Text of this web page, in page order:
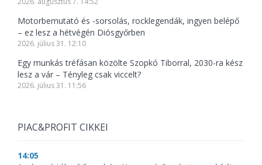
Motorbemutató és -sorsolás, rocklegendák, ingyen belépő
– ez lesz a hétvégén Diósgyőrben
2026. július 31. 12:10
Egy munkás tréfásan közölte Szopkó Tiborral, 2030-ra kész
lesz a vár – Tényleg csak viccelt?
2026. július 31. 11:56
PIAC&PROFIT CIKKEI
14:05